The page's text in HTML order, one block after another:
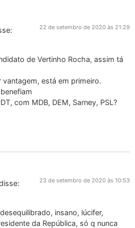
22 de setembro de 2020 às 21:29
de Vertinho Rocha, assim tá
está em primeiro.
com MDB, DEM, Sarney, PSL?
23 de setembro de 2020 às 10:53
insano, lúcifer,
da República, só q nunca